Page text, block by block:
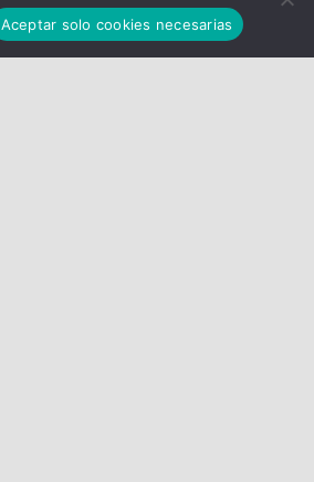
Aceptar solo cookies necesarias